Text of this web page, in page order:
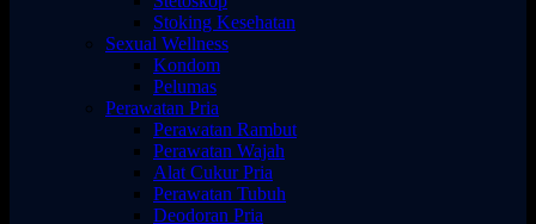
Stoking Kesehatan
Sexual Wellness
Kondom
Pelumas
Perawatan Pria
Perawatan Rambut
Perawatan Wajah
Alat Cukur Pria
Perawatan Tubuh
Deodoran Pria